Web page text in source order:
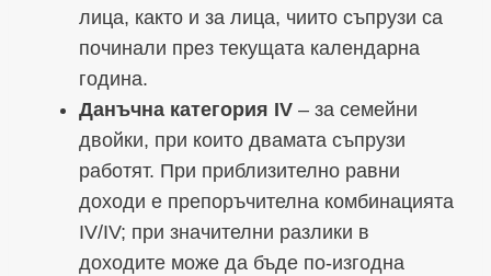
лица, както и за лица, чиито съпрузи са
починали през текущата календарна
година.
Данъчна категория IV – за семейни
двойки, при които двамата съпрузи
работят. При приблизително равни
доходи е препоръчителна комбинацията
IV/IV; при значителни разлики в
доходите може да бъде по-изгодна